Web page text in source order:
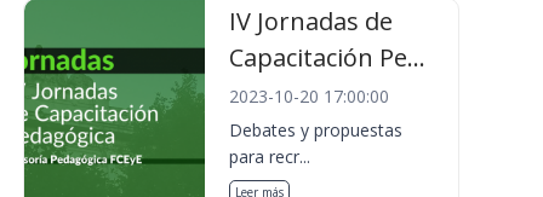
IV Jornadas de
Capacitación Pe...
2023-10-20 17:00:00
Debates y propuestas
para recr...
Leer más